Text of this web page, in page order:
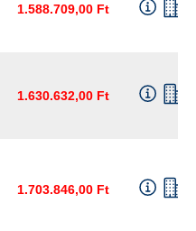
1.588.709,00 Ft
1.630.632,00 Ft
1.703.846,00 Ft